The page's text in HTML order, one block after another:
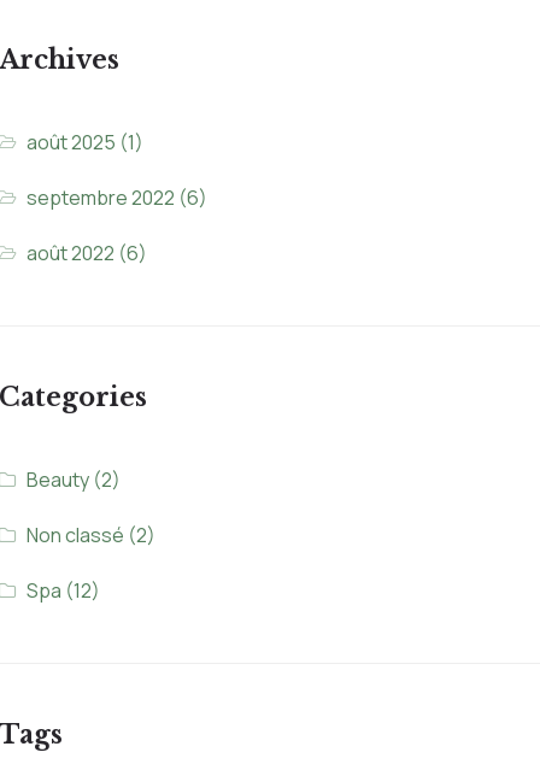
Archives
août 2025 (1)
septembre 2022 (6)
août 2022 (6)
Categories
Beauty (2)
Non classé (2)
Spa (12)
Tags